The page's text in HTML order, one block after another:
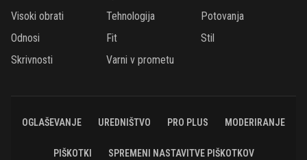
Visoki obrati
Tehnologija
Potovanja
Odnosi
Fit
Stil
Skrivnosti
Varni v prometu
OGLAŠEVANJE UREDNIŠTVO PRO PLUS MODERIRANJE
PIŠKOTKI SPREMENI NASTAVITVE PIŠKOTKOV